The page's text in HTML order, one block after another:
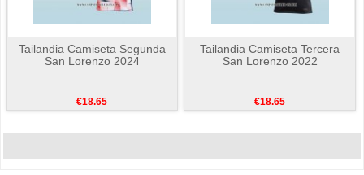
Tailandia Camiseta Segunda
San Lorenzo 2024
€18.65
Tailandia Camiseta Tercera
San Lorenzo 2022
€18.65